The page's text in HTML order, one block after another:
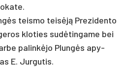
teis­mo teisėją Pre­zi­den­to
klo­ties su­dėtin­ga­me bei
pa­linkė­jo Plungės apy­
E. Jur­gu­tis.